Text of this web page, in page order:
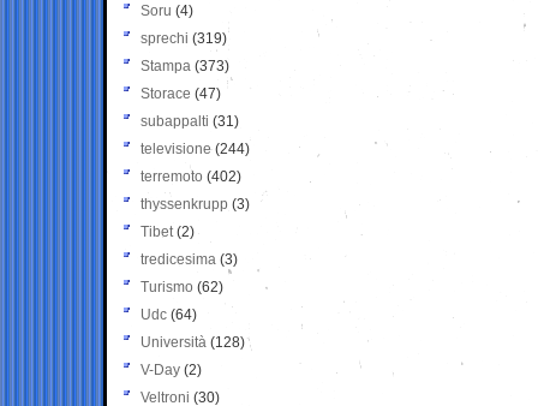
Soru (4)
sprechi (319)
Stampa (373)
Storace (47)
subappalti (31)
televisione(244)
terremoto (402)
thyssenkrupp (3)
Tibet(2)
tredicesima (3)
Turismo (62)
Udc (64)
Università (128)
V-Day (2)
Veltroni (30)